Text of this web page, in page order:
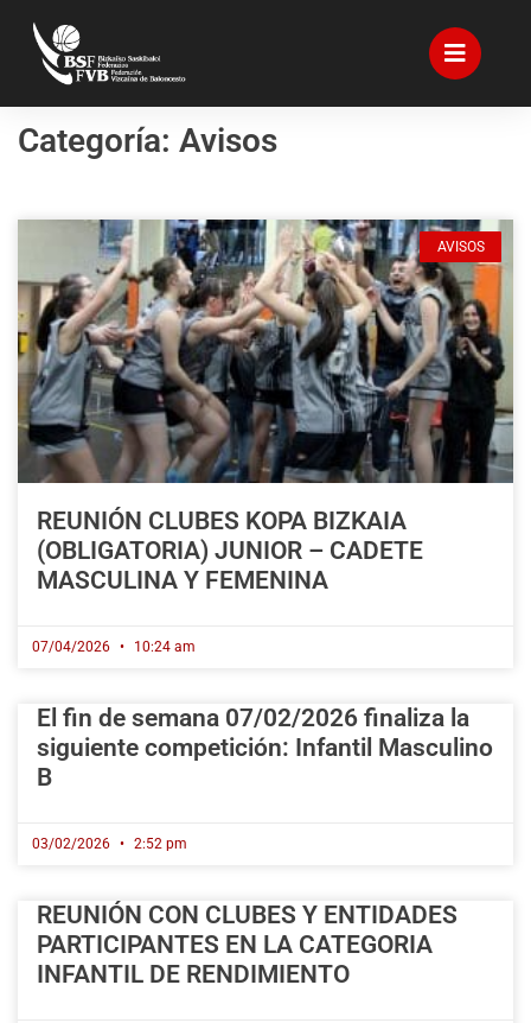
Categoría: Avisos
AVISOS
REUNIÓN CLUBES KOPA BIZKAIA
(OBLIGATORIA) JUNIOR – CADETE
MASCULINA Y FEMENINA
07/04/2026 10:24 am
El fin de semana 07/02/2026 finaliza la
siguiente competición: Infantil Masculino
B
03/02/2026 2:52 pm
REUNIÓN CON CLUBES Y ENTIDADES
PARTICIPANTES EN LA CATEGORIA
INFANTIL DE RENDIMIENTO